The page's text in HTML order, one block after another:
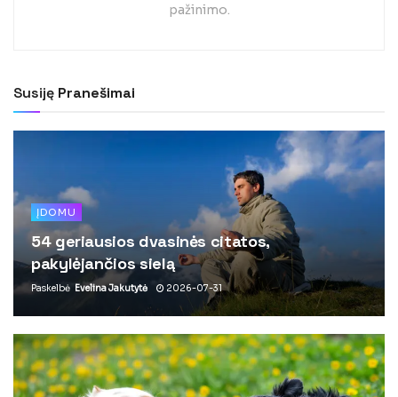
pažinimo.
Susiję Pranešimai
ĮDOMU
54 geriausios dvasinės citatos,
pakylėjančios sielą
Paskelbė Evelina Jakutytė 2026-07-31